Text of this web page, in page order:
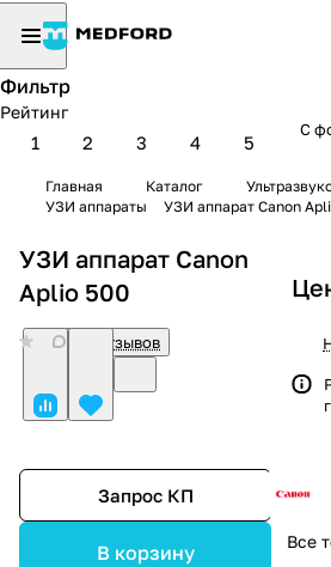
Фильтр
Рейтинг
1 2 3 4 5
С
Главная Каталог
УЗИ аппараты
УЗИ аппарат Canon
УЗИ аппарат Canon
Aplio 500
Нет отзывов
Запрос КП
В корзину
Все